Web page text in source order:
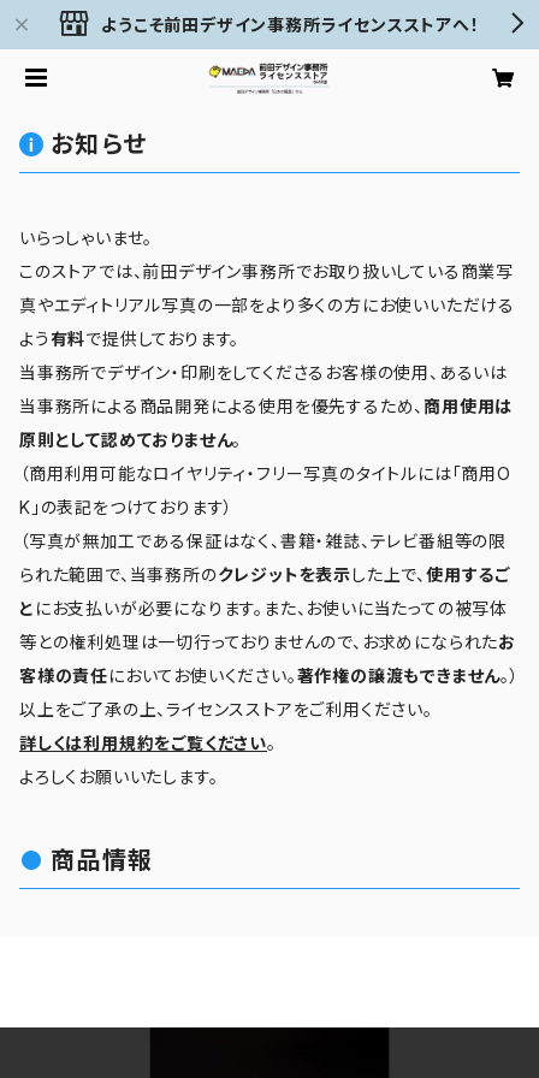
ようこそ前田デザイン事務所ライセンスストアへ！
お知らせ
いらっしゃいませ。
このストアでは、前田デザイン事務所でお取り扱いしている商業写
真やエディトリアル写真の一部をより多くの方にお使いいただける
よう有料で提供しております。
当事務所でデザイン・印刷をしてくださるお客様の使用、あるいは
当事務所による商品開発による使用を優先するため、商用使用は
原則として認めておりません。
（商用利用可能なロイヤリティ・フリー写真のタイトルには「商用O
K」の表記をつけております）
（写真が無加工である保証はなく、書籍・雑誌、テレビ番組等の限
られた範囲で、当事務所のクレジットを表示した上で、使用するご
と にお支払いが必要になります。また、お使いに当たっての被写体
等との権利処理は一切行っておりませんので、お求めになられたお
客様の責任においてお使いください。著作権の譲渡もできません。）
以上をご了承の上、ライセンスストアをご利用ください。
詳しくは利用規約をご覧ください。
よろしくお願いいたします。
商品情報